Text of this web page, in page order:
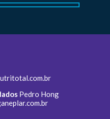
Pedro Hong